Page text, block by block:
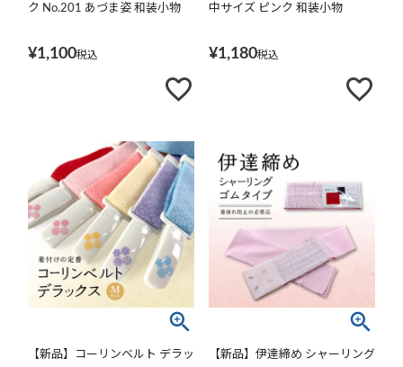
ク No.201 あづま姿 和装小物
¥1,100税込
中サイズ ピンク 和装小物
¥1,180税込
【新品】コーリンベルト デラッ
【新品】伊達締め シャーリング